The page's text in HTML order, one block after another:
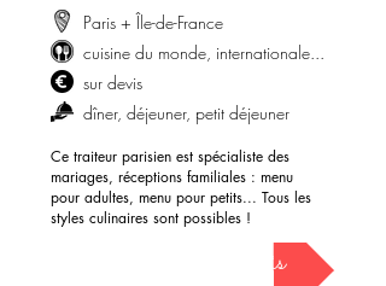
Paris + Île-de-France
cuisine du monde, internationale...
sur devis
dîner, déjeuner, petit déjeuner
Ce traiteur parisien est spécialiste des
mariages, réceptions familiales : menu
pour adultes, menu pour petits... Tous les
styles culinaires sont possibles !
demander mon devis